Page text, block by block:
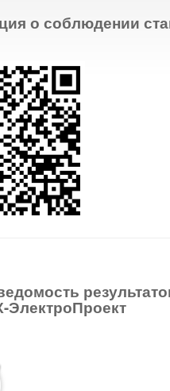
о соблюдении
ЭлектроПроект